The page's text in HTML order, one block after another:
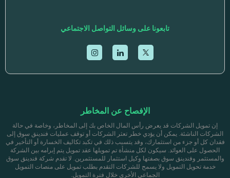
تابعونا على وسائل التواصل الاجتماعي
الإفصاح عن المخاطر
إن تمويل الشركات قد يعرض رأس المال الخاص بك إلى المخاطر، وخاصة في حالة
الشركات الناشئة. يمكن أن يؤدي خطر تعثر الشركات أو توقف عمليات فندينق سوق إلى
فقدان كل أو جزء من استثمارك، وقد يتسبب ذلك في تكبد تكاليف الخسارة أو التأخير في
الحصول على العوائد. سيكون لكل منشأة تم تمويلها عقد تمويل يتم إبرامه بين الشركة
والمستثمر وفندينق سوق بصفتها وكيل استثمار للمستثمرين. لا تقدم شركة فندينق سوق
خدمة تحويل التمويل ولا يسمح للشركات التقدم بطلب تمويل على منصات التمويل
الجماعي الأخرى خلال فترة التمويل.